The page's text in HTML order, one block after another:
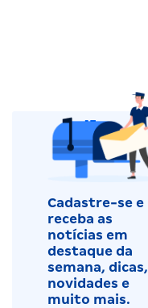
Cadastre-se e
receba as
notícias em
destaque da
semana, dicas,
novidades e
muito mais.